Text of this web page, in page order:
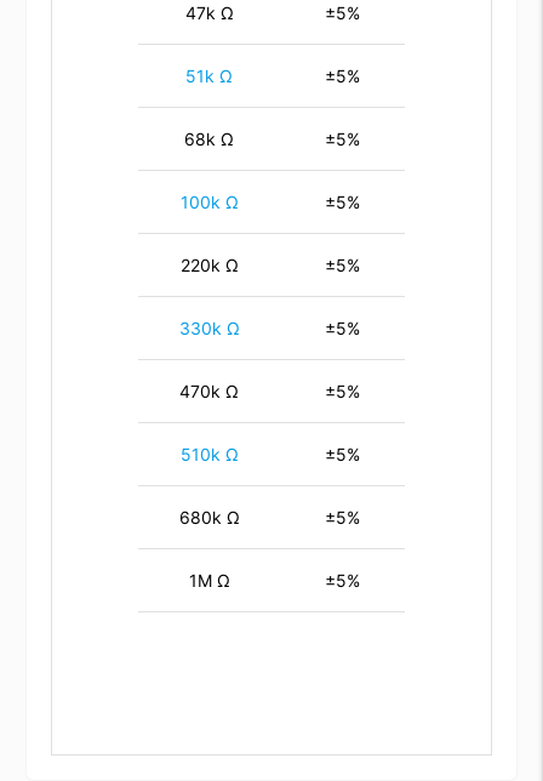
47k Ω ±5%
51k Ω ±5%
68k Ω ±5%
100k Ω ±5%
220k Ω ±5%
330k Ω ±5%
470k Ω ±5%
510k Ω ±5%
680k Ω ±5%
1M Ω ±5%